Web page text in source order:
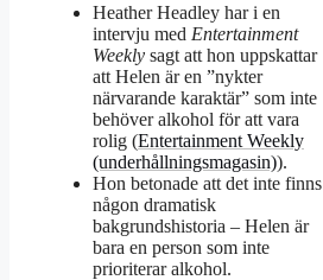
Heather Headley har i en
intervju med Entertainment
Weekly sagt att hon uppskattar
att Helen är en ”nykter
närvarande karaktär” som inte
behöver alkohol för att vara
rolig (Entertainment Weekly
(underhållningsmagasin)).
Hon betonade att det inte finns
någon dramatisk
bakgrundshistoria – Helen är
bara en person som inte
prioriterar alkohol.